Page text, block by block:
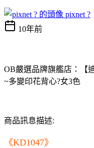
pixnet ?
10年前
OB嚴選品牌旗艦店：【
~多變印花背心?女3色
商品訊息描述:
《KD1047》